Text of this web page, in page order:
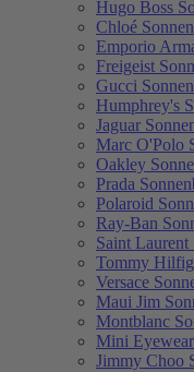
Hugo Boss
Chloé
Emporio
Freigeist
Gucci
Humphrey's
Jaguar
Marc O'Polo
Oakley
Prada
Polaroid
Ray-Ban
Saint Laurent
Tommy
Versace
Maui Jim
Montblanc
Mini
Jimmy Choo